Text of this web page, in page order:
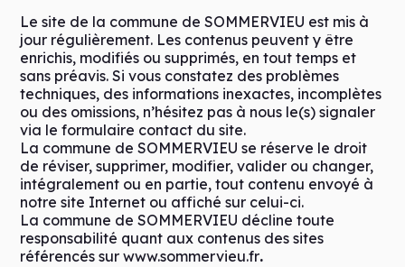
Le site de la commune de SOMMERVIEU est mis à
jour régulièrement. Les contenus peuvent y être
enrichis, modifiés ou supprimés, en tout temps et
sans préavis. Si vous constatez des problèmes
techniques, des informations inexactes, incomplètes
ou des omissions, n’hésitez pas à nous le(s) signaler
via le formulaire contact du site.
La commune de SOMMERVIEU se réserve le droit
de réviser, supprimer, modifier, valider ou changer,
intégralement ou en partie, tout contenu envoyé à
notre site Internet ou affiché sur celui-ci.
La commune de SOMMERVIEU décline toute
responsabilité quant aux contenus des sites
référencés sur www.sommervieu.fr.